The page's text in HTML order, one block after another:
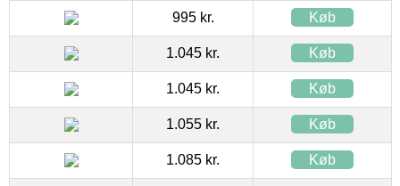
995 kr. Køb
1.045 kr. Køb
1.045 kr. Køb
1.055 kr. Køb
1.085 kr. Køb